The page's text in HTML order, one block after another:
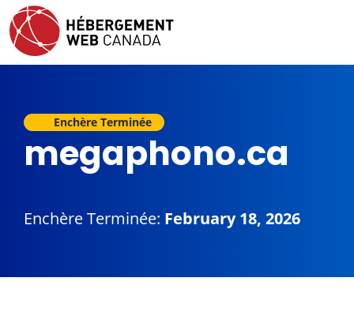
Enchère Terminée
megaphono.ca
Enchère Terminée: February 18, 2026